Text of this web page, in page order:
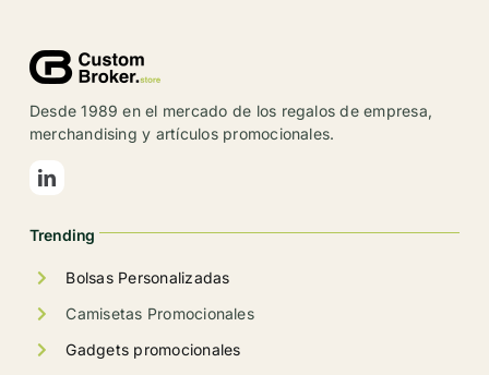
Desde 1989 en el mercado de los regalos de empresa,
merchandising y artículos promocionales.
Trending
Bolsas Personalizadas
Camisetas Promocionales
Gadgets promocionales